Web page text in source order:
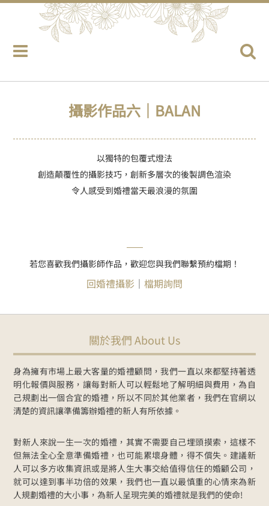
攝影作品六｜BALAN
以獨特的包覆式燈法
創造顛覆性的攝影技巧，創新多層次的後製調色渲染
令人感受到婚禮當天最浪漫的氛圍
若您喜歡我們攝影師作品，歡迎您與我們聯繫預約檔期！
回婚禮攝影 ｜ 檔期詢問
關於我們 About Us
身為擁有市場上最大客量的婚禮顧問，我們一直以來都堅持著透
明化報價與服務，讓每對新人可以輕鬆地了解明細與費用，為自
己規劃出一個合宜的婚禮，所以不同於其他業者，我們在官網以
清楚的資訊讓準備籌辦婚禮的新人有所依據。
對新人來說一生一次的婚禮，其實不需要自己埋頭摸索，這樣不
但無法全心全意準備婚禮，也可能累壞身體，得不償失。建議新
人可以多方收集資訊或是將人生大事交給值得信任的婚顧公司，
就可以達到事半功倍的效果，我們也一直以最慎重的心情來為新
人規劃婚禮的大小事，為新人呈現完美的婚禮就是我們的使命!